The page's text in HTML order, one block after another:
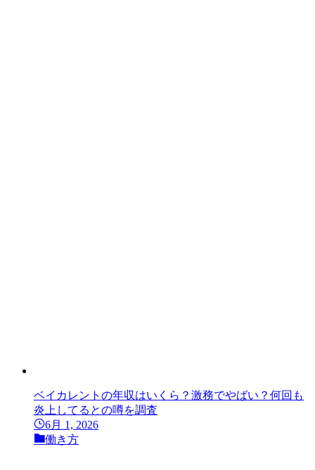
ベイカレントの年収はいくら？激務でやばい？何回も
炎上してるとの噂を調査
6月 1, 2026
働き方